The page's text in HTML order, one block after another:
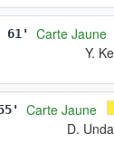
61'
Carte Jaune
Y.
Carte Jaune
D.